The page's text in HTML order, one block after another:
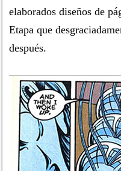
elaborados diseños de
Etapa que
después.